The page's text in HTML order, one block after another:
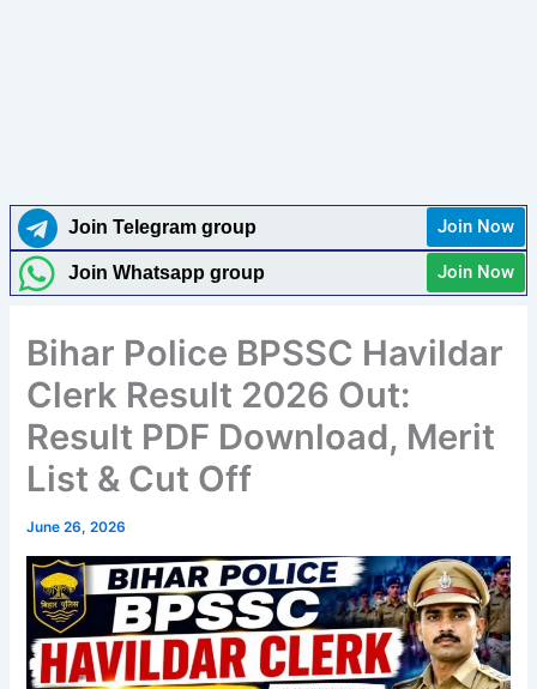
Join Telegram group Join Now
Join Whatsapp group Join Now
Bihar Police BPSSC Havildar
Clerk Result 2026 Out:
Result PDF Download, Merit
List & Cut Off
June 26, 2026